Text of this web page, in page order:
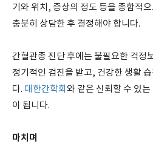
기와 위치, 증상의 정도 등을 종합적
충분히 상담한 후 결정해야 합니다.
간혈관종 진단 후에는 불필요한 걱정
정기적인 검진을 받고, 건강한 생활
다. 대한간학회 와 같은 신뢰할 수 있
이 됩니다.
마치며